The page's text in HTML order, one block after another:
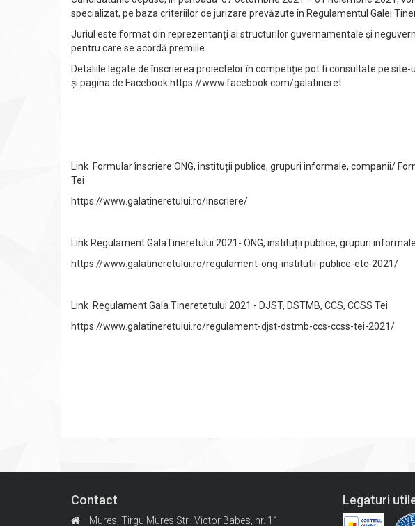
specializat, pe baza criteriilor de jurizare prevăzute în Regulamentul Galei
Juriul este format din reprezentanți ai structurilor guvernamentale și
pentru care se acordă premiile.
Detaliile legate de înscrierea proiectelor în competiție pot fi consultate pe
și pagina de Facebook https://www.facebook.com/galatineret
Link Formular înscriere ONG, instituții publice, grupuri informale, companii/
Tei
https://www.galatineretului.ro/inscriere/
Link Regulament GalaTineretului 2021- ONG, instituții publice, grupuri
https://www.galatineretului.ro/regulament-ong-institutii-publice-etc-2021/
Link Regulament Gala Tineretetului 2021 - DJST, DSTMB, CCS, CCSS Tei
https://www.galatineretului.ro/regulament-djst-dstmb-ccs-ccss-tei-2021/
Contact
Mures, Tirgu Mures Str.: Victor Babes, nr. 11
Legaturi